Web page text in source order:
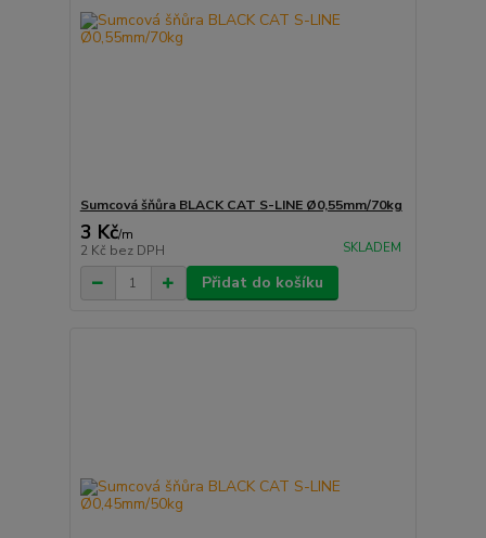
Sumcová šňůra BLACK CAT S-LINE Ø0,55mm/70kg
3 Kč/m
2 Kč bez DPH SKLADEM
Přidat do košíku